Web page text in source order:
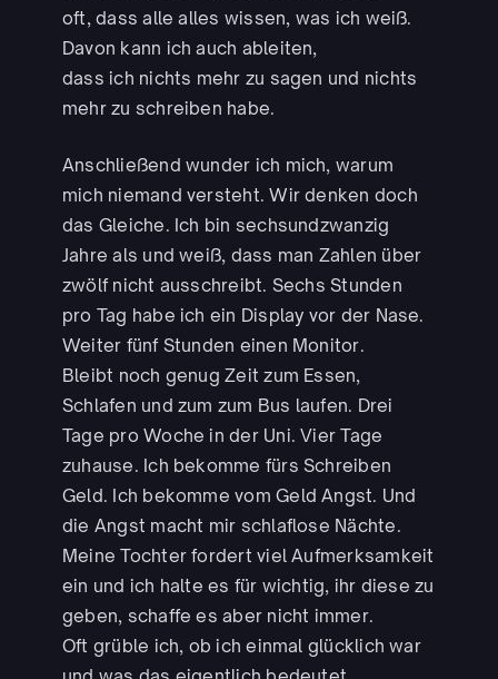
oft, dass alle alles wissen, was ich weiß.
Davon kann ich auch ableiten,
dass ich nichts mehr zu sagen und nichts
mehr zu schreiben habe.
Anschließend wunder ich mich, warum
mich niemand versteht. Wir denken doch
das Gleiche. Ich bin sechsundzwanzig
Jahre als und weiß, dass man Zahlen über
zwölf nicht ausschreibt. Sechs Stunden
pro Tag habe ich ein Display vor der Nase.
Weiter fünf Stunden einen Monitor.
Bleibt noch genug Zeit zum Essen,
Schlafen und zum zum Bus laufen. Drei
Tage pro Woche in der Uni. Vier Tage
zuhause. Ich bekomme fürs Schreiben
Geld. Ich bekomme vom Geld Angst. Und
die Angst macht mir schlaflose Nächte.
Meine Tochter fordert viel Aufmerksamkeit
ein und ich halte es für wichtig, ihr diese zu
geben, schaffe es aber nicht immer.
Oft grüble ich, ob ich einmal glücklich war